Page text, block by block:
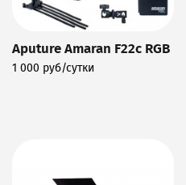
Aputure Amaran F22c RGB
1 000 руб/сутки